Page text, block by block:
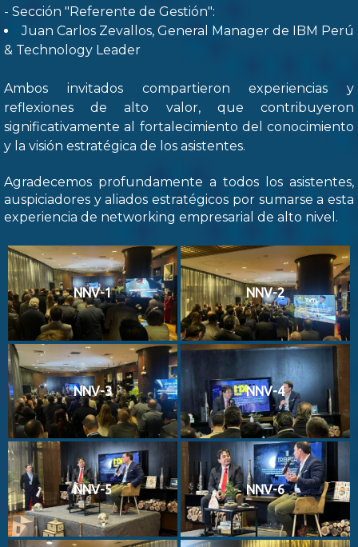
- Sección "Referente de Gestión":
Juan Carlos Zevallos, General Manager de IBM Perú
& Technology Leader
Ambos invitados compartieron experiencias y
reflexiones de alto valor, que contribuyeron
significativamente al fortalecimiento del conocimiento
y la visión estratégica de los asistentes.
Agradecemos profundamente a todos los asistentes,
auspiciadores y aliados estratégicos por sumarse a esta
experiencia de networking empresarial de alto nivel.
NNV-1 NNV-2
NNV-3 NNV-4
NNV-5 NNV-6